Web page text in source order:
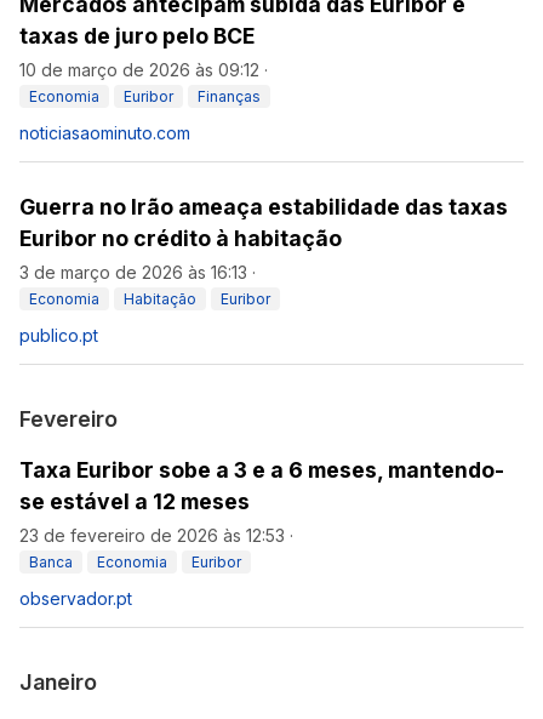
taxas de juro pelo BCE
10 de março de 2026 às 09:12 ·
Economia Euribor Finanças
noticiasaominuto.com
Guerra no Irão ameaça estabilidade das taxas
Euribor no crédito à habitação
3 de março de 2026 às 16:13 ·
Economia Habitação Euribor
publico.pt
Fevereiro
Taxa Euribor sobe a 3 e a 6 meses, mantendo-
se estável a 12 meses
23 de fevereiro de 2026 às 12:53 ·
Banca Economia Euribor
observador.pt
Janeiro